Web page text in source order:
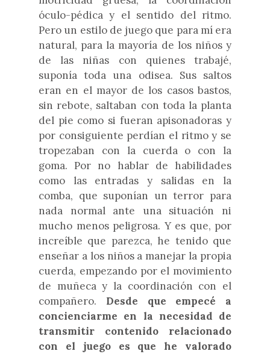
óculo-pédica y el sentido del ritmo.
Pero un estilo de juego que para mí era
natural, para la mayoría de los niños y
de las niñas con quienes trabajé,
suponía toda una odisea. Sus saltos
eran en el mayor de los casos bastos,
sin rebote, saltaban con toda la planta
del pie como si fueran apisonadoras y
por consiguiente perdían el ritmo y se
tropezaban con la cuerda o con la
goma. Por no hablar de habilidades
como las entradas y salidas en la
comba, que suponían un terror para
nada normal ante una situación ni
mucho menos peligrosa. Y es que, por
increíble que parezca, he tenido que
enseñar a los niños a manejar la propia
cuerda, empezando por el movimiento
de muñeca y la coordinación con el
compañero. Desde que empecé a
concienciarme en la necesidad de
transmitir contenido relacionado
con el juego es que he valorado